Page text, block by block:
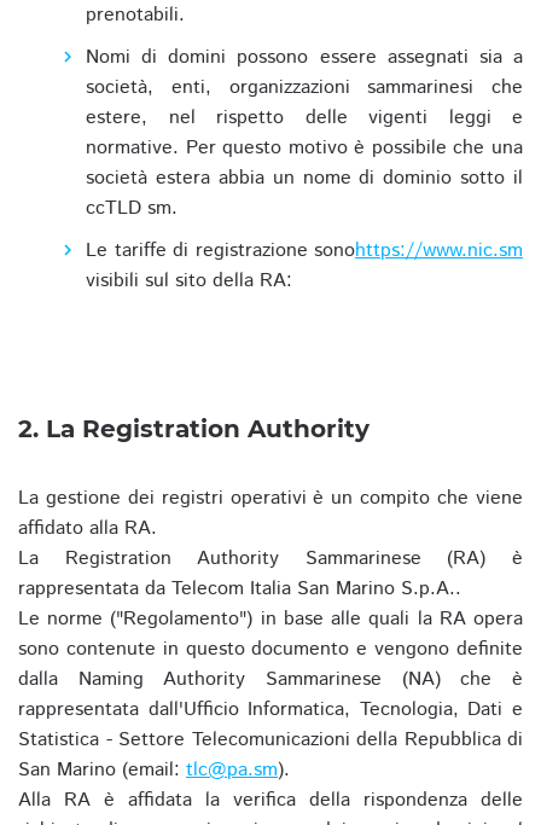
prenotabili.
Nomi di domini possono essere assegnati sia a
società, enti, organizzazioni sammarinesi che
estere, nel rispetto delle vigenti leggi e
normative. Per questo motivo è possibile che una
società estera abbia un nome di dominio sotto il
ccTLD sm.
Le tariffe di registrazione sono
visibili sul sito della RA:
https://www.nic.sm
2. La Registration Authority
La gestione dei registri operativi è un compito che viene
affidato alla RA.
La Registration Authority Sammarinese (RA) è
rappresentata da Telecom Italia San Marino S.p.A..
Le norme ("Regolamento") in base alle quali la RA opera
sono contenute in questo documento e vengono definite
dalla Naming Authority Sammarinese (NA) che è
rappresentata dall'Ufficio Informatica, Tecnologia, Dati e
Statistica - Settore Telecomunicazioni della Repubblica di
San Marino (email: tlc@pa.sm).
Alla RA è affidata la verifica della rispondenza delle